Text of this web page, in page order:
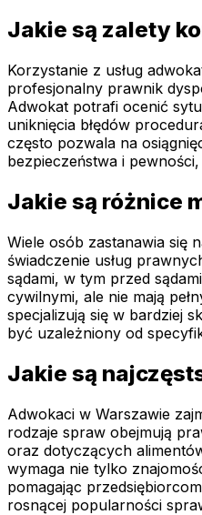
Jakie są zalety
Korzystanie z usług
profesjonalny prawnik
Adwokat potrafi ocenić
uniknięcia błędów
często pozwala na
bezpieczeństwa i
Jakie są różnice
Wiele osób zastanawia się
świadczenie usług
sądami, w tym przed
cywilnymi, ale nie mają
specjalizują się w bardziej
być uzależniony od
Jakie są
Adwokaci w Warszawie
rodzaje spraw obejmują
oraz dotyczących
wymaga nie tylko
pomagając
rosnącej popularności